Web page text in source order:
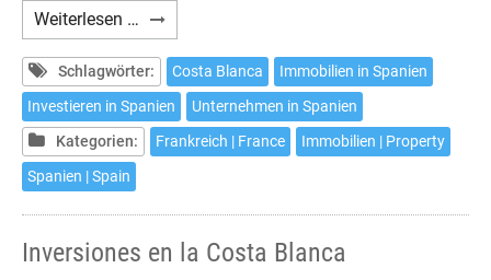
Weiterlesen … Investissements
sur
la
Costa
Blanca
Schlagwörter: Costa Blanca
Immobilien in Spanien
Investieren in Spanien
Unternehmen in Spanien
Kategorien:
Frankreich | France
Immobilien | Property
Spanien | Spain
Inversiones en la Costa Blanca